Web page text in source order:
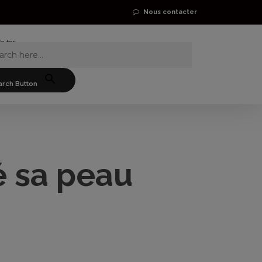
Nous contacter
for:
Button
sa peau